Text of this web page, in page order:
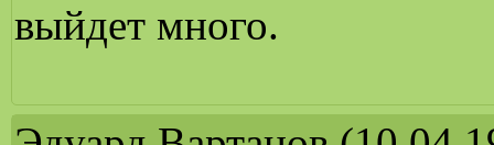
выйдет много.